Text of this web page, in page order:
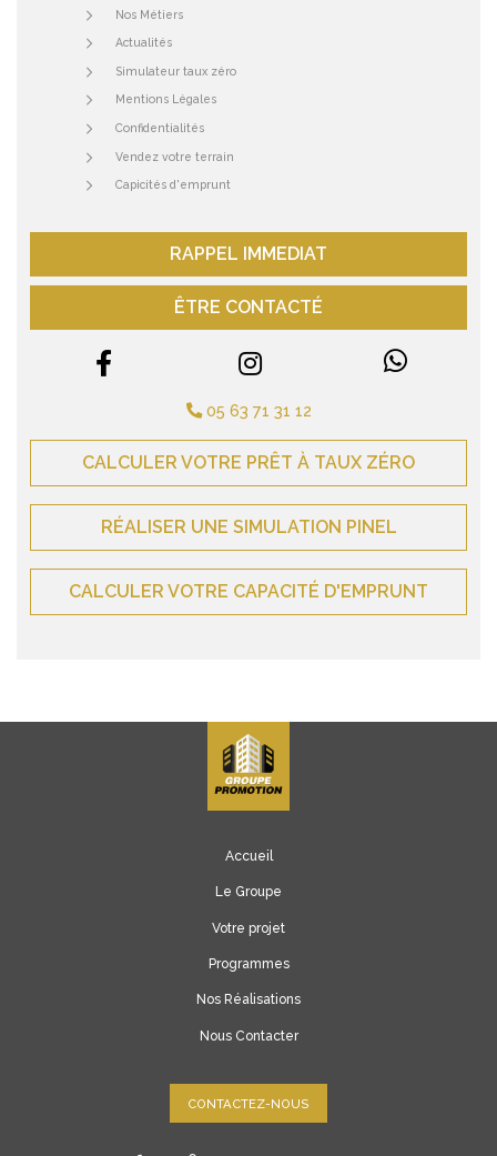
Nos Métiers
Actualités
Simulateur taux zéro
Mentions Légales
Confidentialités
Vendez votre terrain
Capicités d'emprunt
RAPPEL IMMEDIAT
ÊTRE CONTACTÉ
05 63 71 31 12
CALCULER VOTRE PRÊT À TAUX ZÉRO
RÉALISER UNE SIMULATION PINEL
CALCULER VOTRE CAPACITÉ D'EMPRUNT
Accueil
Le Groupe
Votre projet
Programmes
Nos Réalisations
Nous Contacter
CONTACTEZ-NOUS